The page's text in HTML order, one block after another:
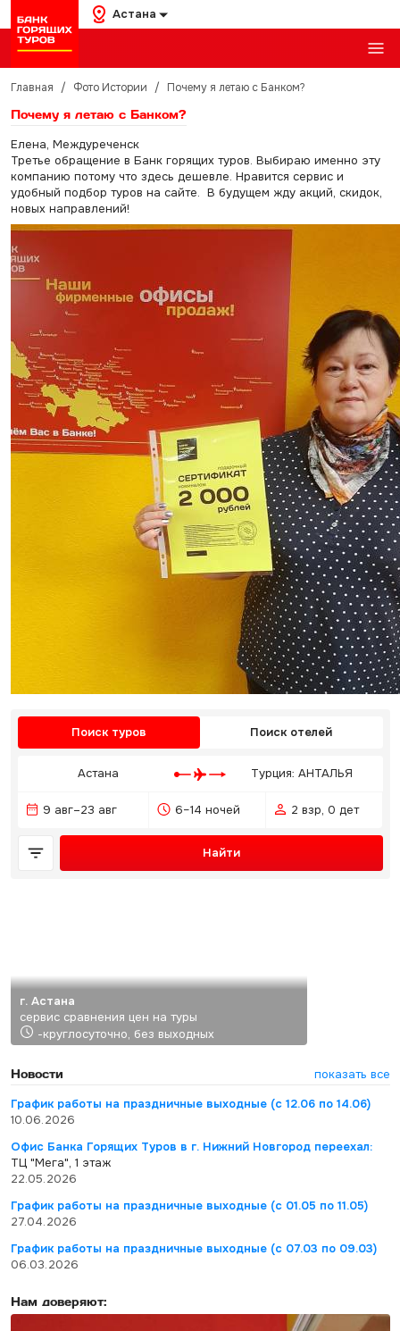
Астана
Главная / Фото Истории / Почему я летаю с Банком?
Почему я летаю с Банком?
Елена, Междуреченск
Третье обращение в Банк горящих туров. Выбираю именно эту
компанию потому что здесь дешевле. Нравится сервис и
удобный подбор туров на сайте. В будущем жду акций, скидок,
новых направлений!
Поиск туров Поиск отелей
Астана Турция: АНТАЛЬЯ
9 авг–23 авг 6–14 ночей 2 взр, 0 дет
Найти
г. Астана
сервис сравнения цен на туры
-круглосуточно, без выходных
Новости
показать все
График работы на праздничные выходные (с 12.06 по 14.06)
10.06.2026
Офис Банка Горящих Туров в г. Нижний Новгород переехал:
ТЦ "Мега", 1 этаж
22.05.2026
График работы на праздничные выходные (с 01.05 по 11.05)
27.04.2026
График работы на праздничные выходные (с 07.03 по 09.03)
06.03.2026
Нам доверяют: